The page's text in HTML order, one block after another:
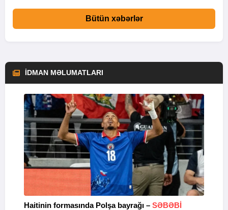
Bütün xəbərlər
İDMAN MƏLUMATLARI
Haitinin formasında Polşa bayrağı – SƏBƏBI